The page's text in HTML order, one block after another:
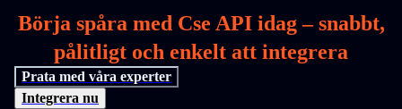
Börja spåra med Cse API idag – snabbt,
pålitligt och enkelt att integrera
Prata med våra experter
Integrera nu